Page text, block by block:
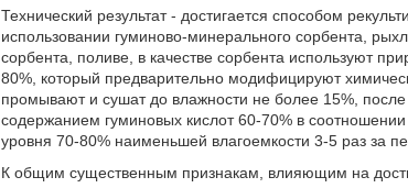
Технический результат - достигается способом
использовании гуминово-минерального сорбента,
сорбента, поливе, в качестве сорбента используют
80%, который предварительно модифицируют
промывают и сушат до влажности не более 15%,
содержанием гуминовых кислот 60-70% в
уровня 70-80% наименьшей влагоемкости 3-5 раз за
К общим существенным признакам, влияющим на